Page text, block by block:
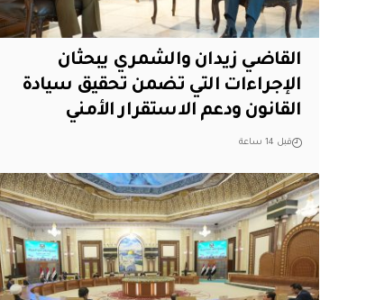
القاضي زيدان والشمري يبحثان
الإجراءات التي تضمن تحقيق سيادة
القانون ودعم الاستقرار الأمني
قبل 14 ساعة